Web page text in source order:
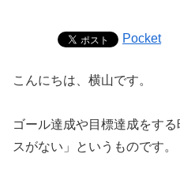
Pocket
こんにちは、横山です。
ゴール達成や目標達成をす
スがない」というものです。